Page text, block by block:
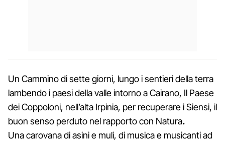
Un Cammino di sette giorni, lungo i sentieri della terra
lambendo i paesi della valle intorno a Cairano, Il Paese
dei Coppoloni, nell’alta Irpinia, per recuperare i Siensi, il
buon senso perduto nel rapporto con Natura.
Una carovana di asini e muli, di musica e musicanti ad